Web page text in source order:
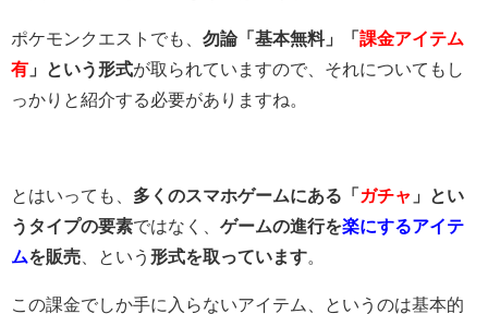
ポケモンクエストでも、 勿論「基本無料」「 課金アイテム
有 」という形式が取られていますので、それについてもし
っかりと紹介する必要がありますね。
とはいっても、 多くのスマホゲームにある「 ガチャ 」とい
うタイプの要素ではなく、 ゲームの進行を楽にするアイテ
ムを販売 、という 形式を取っています
この課金でしか手に入らないアイテム、というのは基本的